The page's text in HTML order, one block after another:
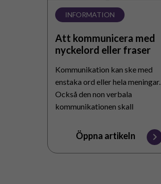
INFORMATION
Att kommunicera med
nyckelord eller fraser
Kommunikation kan ske med
enstaka ord eller hela meningar.
Också den non verbala
kommunikationen skall
Öppna artikeln